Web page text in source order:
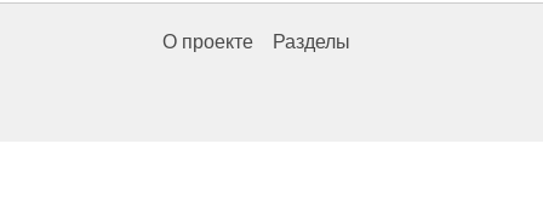
О проекте Разделы